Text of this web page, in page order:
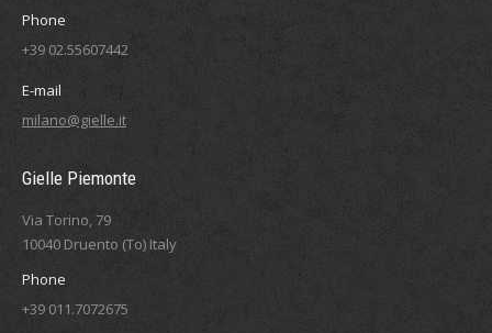
Phone
+39 02.55607442
E-mail
milano@gielle.it
Gielle Piemonte
Via Torino, 79
10040 Druento (To) Italy
Phone
+39 011.7072675